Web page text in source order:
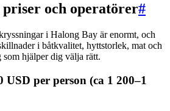
och operatörer#
i Halong Bay är enormt, och
i båtkvalitet, hyttstorlek, mat och
hjälper dig välja rätt.
per person (ca 1 200–1